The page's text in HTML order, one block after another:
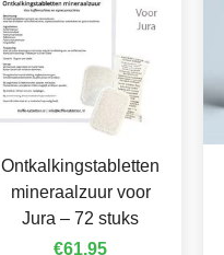
Ontkalkingstabletten
mineraalzuur voor
Jura – 72 stuks
€61,95